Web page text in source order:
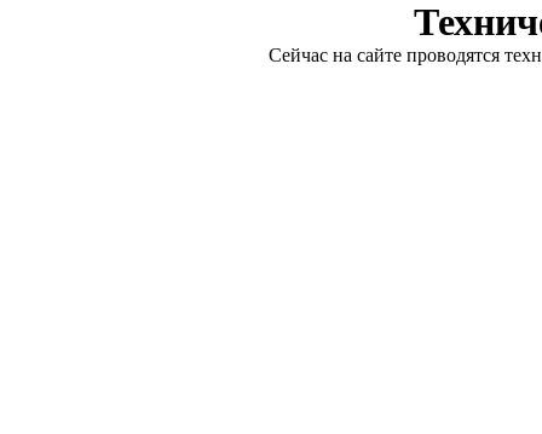
Сейчас на сайте проводятся